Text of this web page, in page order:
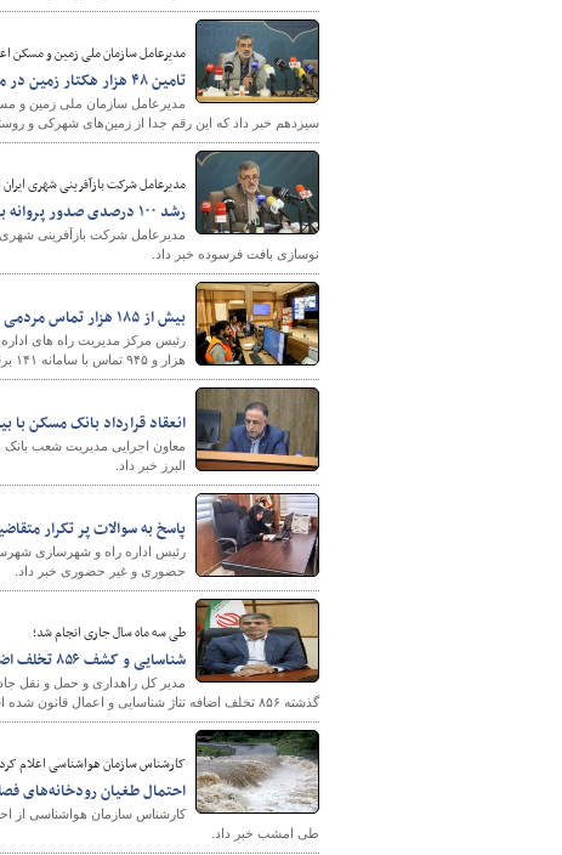
مدیرعامل سازمان ملی زمین و مسکن
تامین ۴۸ هزار هکتار زمین در محدوده شهرها
سیزدهم خبر داد که این رقم جدا از زمین‌های شهرکی و
مدیرعامل شرکت بازآفرینی شهری ایران
رشد ۱۰۰ درصدی صدور پروانه برای نوسازی بافت فرسوده
نوسازی بافت فرسوده خبر داد.
بیش از ۱۸۵ هزار تماس مردمی با سامانه ۱۴۱ راهداری خراسان رضوی
هزار و ۹۴۵ تماس با سامانه ۱۴۱ برقرار شده است.
انعقاد قرارداد بانک مسکن با بیش از ۵ هزار و ۶۲۶ واحد نهضت ملی
البرز خبر داد.
پاسخ به سوالات پر تکرار
رئیس اداره راه و شهرسازی
حضوری و غیر حضوری خبر داد.
طی سه ماه سال جاری انجام شد؛
شناسایی و کشف ۸۵۶ تخلف اضافه تناژ در جاده‌های مازندران
مدیر کل راهداری و حمل و نقل
گذشته ۸۵۶ تخلف اضافه تناژ شناسایی و اعمال قانون شده است.
کارشناس سازمان هواشناسی اعلام
احتمال طغیان رودخانه‌های فصلی
طی امشب خبر داد.